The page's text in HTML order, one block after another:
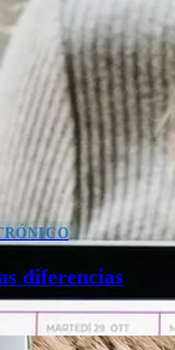
diferencias